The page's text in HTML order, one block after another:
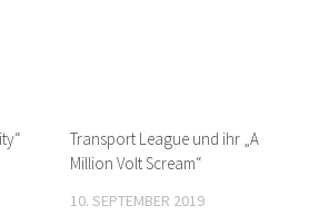
Transport League und ihr „A
Million Volt Scream“
10. SEPTEMBER 2019